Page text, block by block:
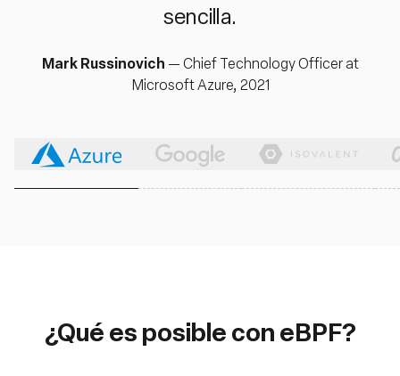
sencilla.
Mark Russinovich —Chief Technology Officer at
Microsoft Azure, 2021
¿Qué es posible con eBPF?